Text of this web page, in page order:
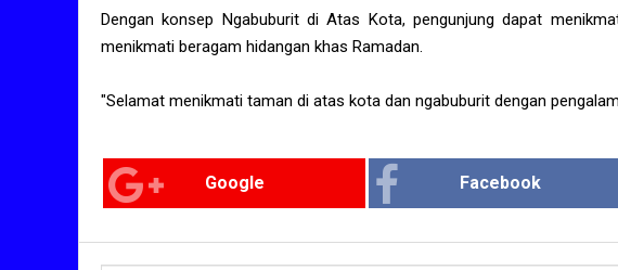
Dengan konsep Ngabuburit di Atas Kota, pengunjung dapat
menikmati beragam hidangan khas Ramadan.
"Selamat menikmati taman di atas kota dan ngabuburit dengan
Google Facebook